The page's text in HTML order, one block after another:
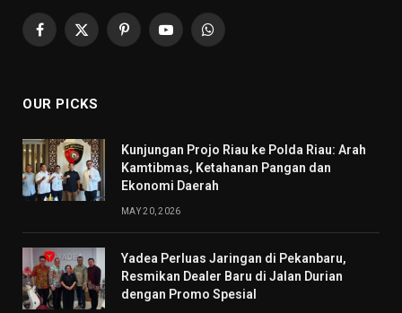
Facebook
X
PinterestYouTubeWhatsApp
OUR PICKS
Kunjungan Projo Riau ke Polda Riau: Arah
Kamtibmas, Ketahanan Pangan dan
Ekonomi Daerah
MAY 20, 2026
Yadea Perluas Jaringan di Pekanbaru,
Resmikan Dealer Baru di Jalan Durian
dengan Promo Spesial